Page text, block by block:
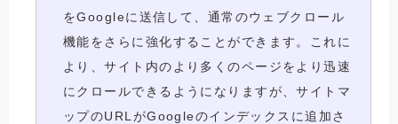
をGoogleに送信して、通常のウェブクロール
機能をさらに強化することができます。これに
より、サイト内のより多くのページをより迅速
にクロールできるようになりますが、サイトマ
ップのURLがGoogleのインデックスに追加さ